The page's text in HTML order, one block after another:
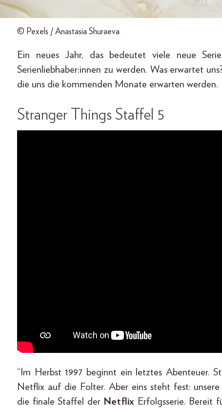
© Pexels / Anastasia Shuraeva
Ein neues Jahr, das bedeutet viele neue
Serienliebhaber:innen zu werden. Was erwartet
die uns die kommenden Monate erwarten werden.
Stranger Things Staffel 5
“Im Herbst 1997 beginnt ein letztes Abenteuer.
Netflix auf die Folter. Aber eins steht fest:
die finale Staffel der Netflix Erfolgsserie. Bereit